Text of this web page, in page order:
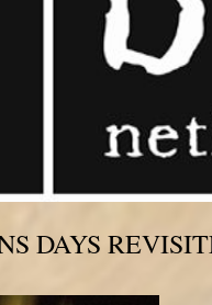
DAYS